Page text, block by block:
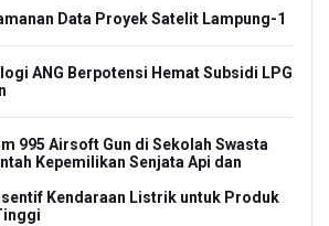
Data Proyek Satelit Lampung-1
ANG Berpotensi Hemat Subsidi LPG
995 Airsoft Gun di Sekolah Swasta
Kepemilikan Senjata Api dan
Kendaraan Listrik untuk Produk